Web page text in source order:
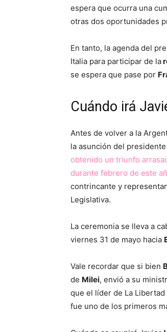
espera que ocurra una
otras dos oportunidades
En tanto, la agenda del
Italia para participar de la
se espera que pase por
Cuándo irá
Antes de volver a la
la asunción del presidente
obtenido un triunfo
durante febrero de este
contrincante y
Legislativa.
La ceremonia se lleva a
viernes 31 de mayo hacia
Vale recordar que si bien
de Milei, envió a su
que el líder de La
fue uno de los primeros